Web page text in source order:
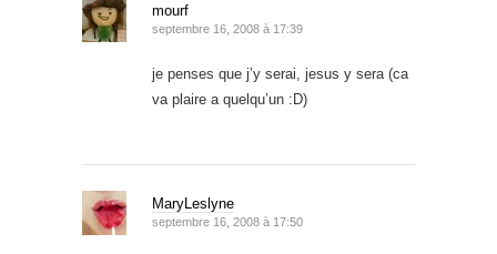
mourf
septembre 16, 2008 à 17:39
je penses que j’y serai, jesus y sera (ca
va plaire a quelqu’un :D)
MaryLeslyne
septembre 16, 2008 à 17:50